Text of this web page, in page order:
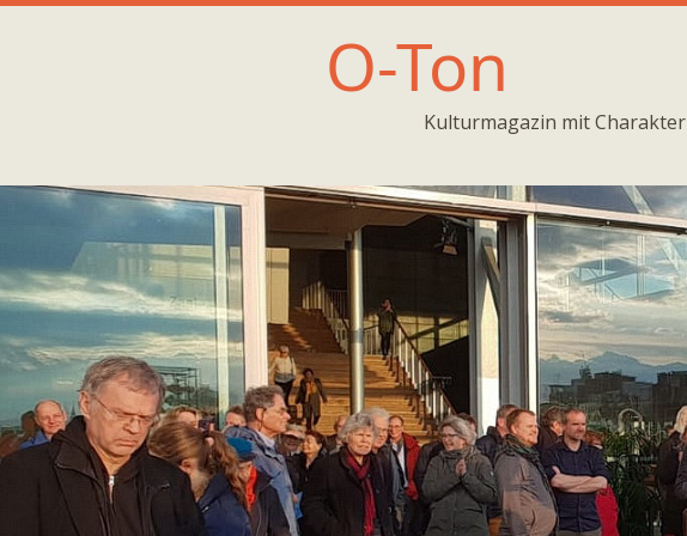
O-Ton
Kulturmagazin mit Charakter